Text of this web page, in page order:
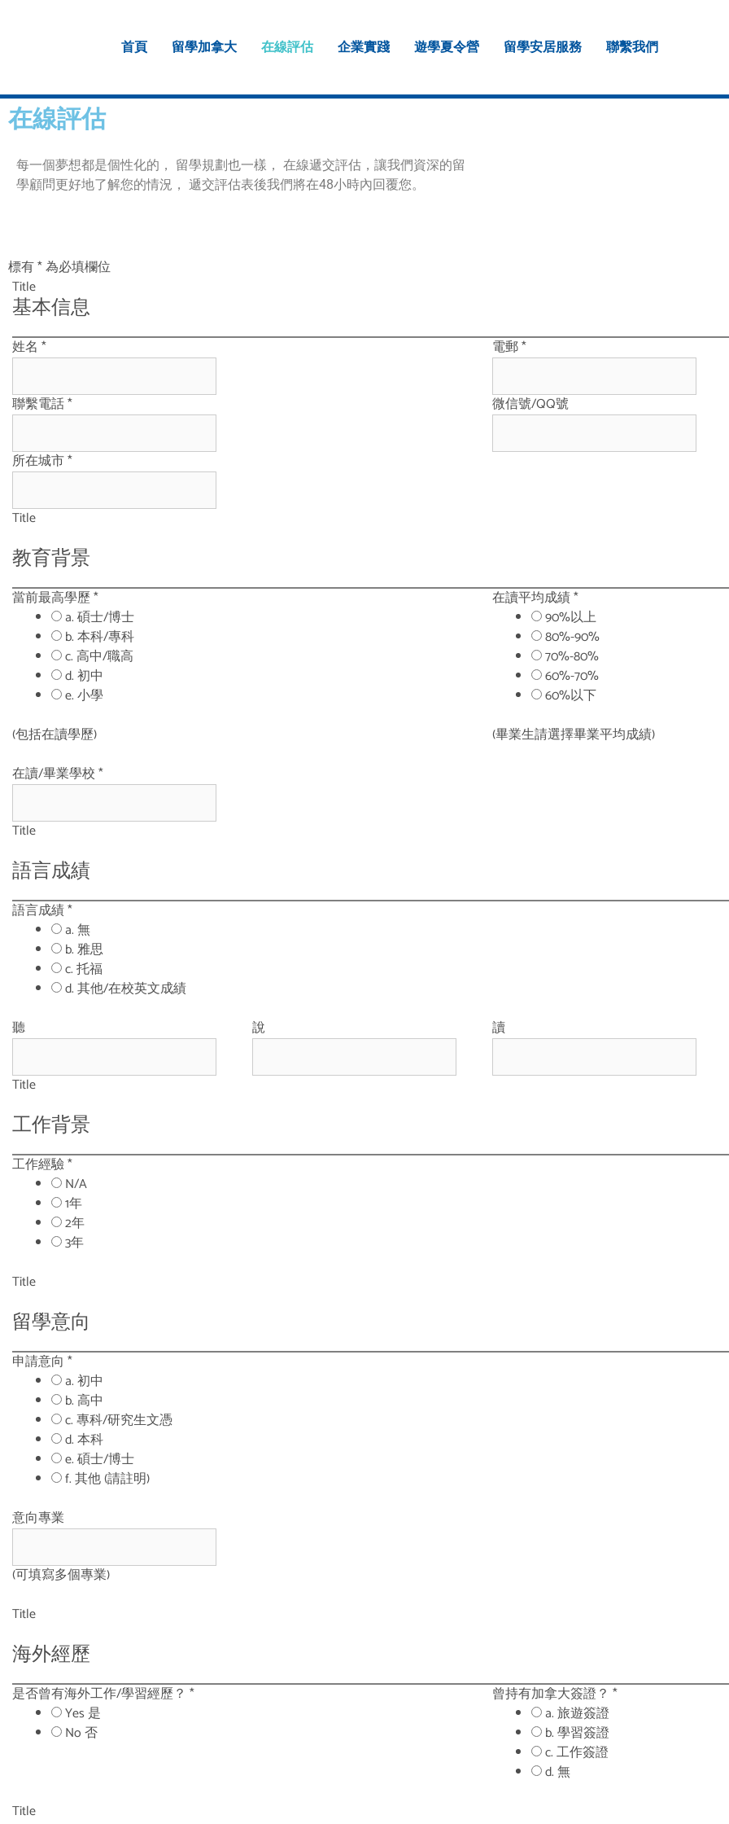
首頁 留學加拿大 在線評估 企業實踐 遊學夏令營 留學安居服務 聯繫我們
在線評估
每一個夢想都是個性化的， 留學規劃也一樣， 在線遞交評估，讓我們資深的留
學顧問更好地了解您的情況， 遞交評估表後我們將在48小時內回覆您。
標有*為必填欄位
Title
基本信息
姓名 * 電郵*
聯繫電話* 微信號/QQ號
所在城市*
Title
教育背景
當前最高學歷*
a. 碩士/博士
b. 本科/專科
c. 高中/職高
d. 初中
e. 小學
(包括在讀學歷)
在讀平均成績*
90%以上
80%-90%
70%-80%
60%-70%
60%以下
(畢業生請選擇畢業平均成績)
在讀/畢業學校*
Title
語言成績
語言成績*
a. 無
b. 雅思
c. 托福
d. 其他/在校英文成績
聽
說 讀
Title
工作背景
工作經驗*
N/A
1年
2年
3年
Title
留學意向
申請意向 *
a. 初中
b. 高中
c. 專科/研究生文憑
d. 本科
e. 碩士/博士
f. 其他 (請註明)
意向專業
(可填寫多個專業)
Title
海外經歷
是否曾有海外工作/學習經歷？ *
Yes 是
No 否
曾持有加拿大簽證？ *
a. 旅遊簽證
b. 學習簽證
c. 工作簽證
d. 無
Title